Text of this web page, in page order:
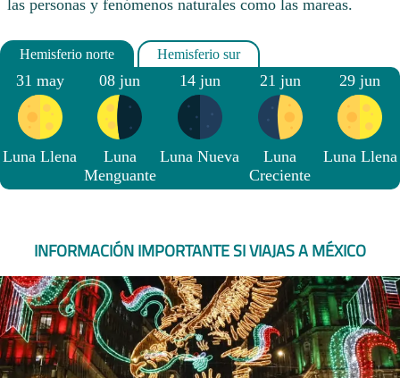
las personas y fenómenos naturales como las mareas.
31 may
Luna Llena
08 jun
Luna
Menguante
14 jun
Luna Nueva
21 jun
Luna
Creciente
29 jun
Luna Llena
INFORMACIÓN IMPORTANTE SI VIAJAS A MÉXICO